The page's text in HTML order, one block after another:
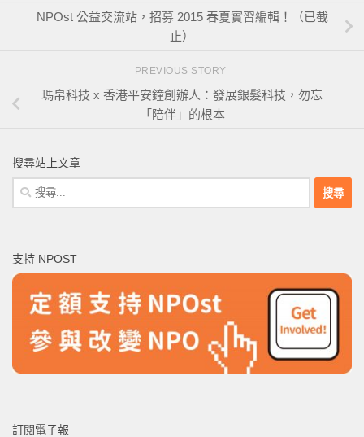
NPOst 公益交流站，招募 2015 春夏實習編輯！（已截
止）
PREVIOUS STORY
瑪帛科技 x 香港平安鐘創辦人：發展銀髮科技，勿忘
「陪伴」的根本
搜尋站上文章
搜
尋
字:
支持 NPOST
訂閱電子報